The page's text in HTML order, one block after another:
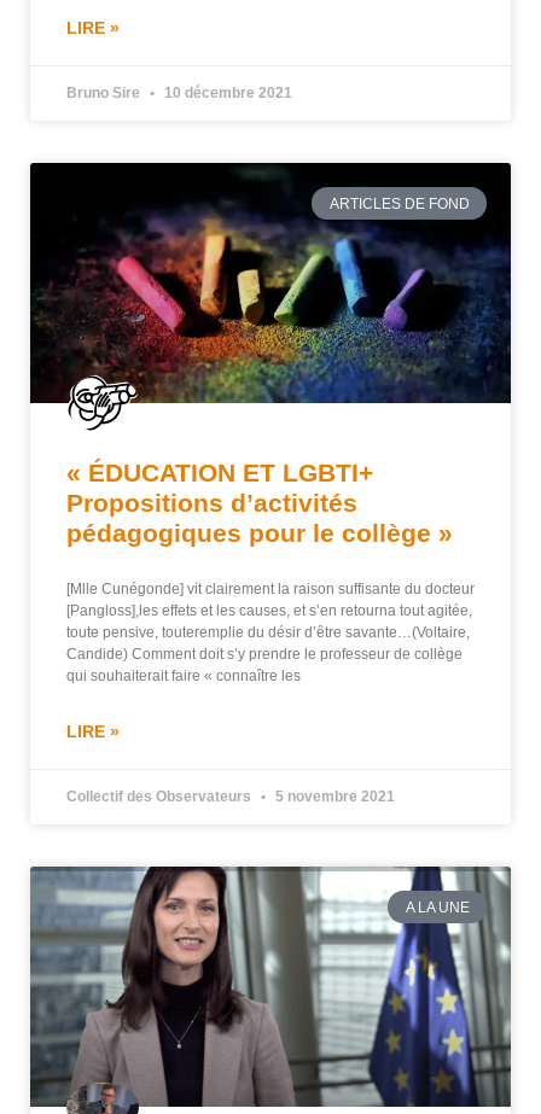
LIRE »
Bruno Sire 10 décembre 2021
ARTICLES DE FOND
« ÉDUCATION ET LGBTI+
Propositions d’activités
pédagogiques pour le collège »
[Mlle Cunégonde] vit clairement la raison suffisante du docteur
[Pangloss],les effets et les causes, et s’en retourna tout agitée,
toute pensive, touteremplie du désir d’être savante…(Voltaire,
Candide) Comment doit s’y prendre le professeur de collège
qui souhaiterait faire « connaître les
LIRE »
Collectif des Observateurs 5 novembre 2021
A LA UNE